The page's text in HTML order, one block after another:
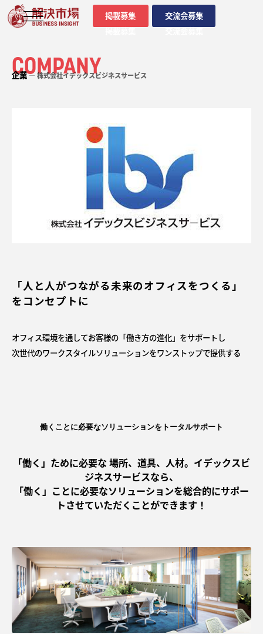
掲載募集
掲載募集
交流会募集
交流会募集
COMPANY
企業― 株式会社イデックスビジネスサービス
「人と人がつながる未来のオフィスをつくる」
をコンセプトに
オフィス環境を通してお客様の「働き方の進化」をサポートし
次世代のワークスタイルソリューションをワンストップで提供する
働くことに必要なソリューションをトータルサポート
「働く」ために必要な 場所、道具、人材。イデックスビ
ジネスサービスなら、
「働く」ことに必要なソリューションを総合的にサポー
トさせていただくことができます！